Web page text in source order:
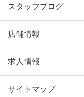
スタッフブログ
店舗情報
求人情報
サイトマップ